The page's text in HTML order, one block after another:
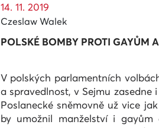
14. 11. 2019
Czeslaw Walek
POLSKÉ BOMBY PROTI GAYŮM
V polských parlamentních
a spravedlnost, v Sejmu zasedne
Poslanecké sněmovně už vice
by umožnil manželství i